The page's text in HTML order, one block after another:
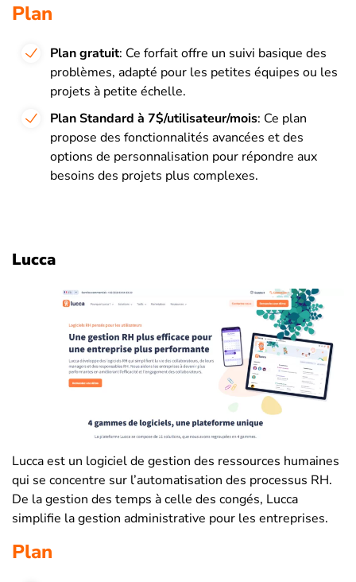
Plan
Plan gratuit: Ce forfait offre un suivi basique des
problèmes, adapté pour les petites équipes ou les
projets à petite échelle.
Plan Standard à 7$/utilisateur/mois: Ce plan
propose des fonctionnalités avancées et des
options de personnalisation pour répondre aux
besoins des projets plus complexes.
Lucca
Lucca est un logiciel de gestion des ressources humaines
qui se concentre sur l’automatisation des processus RH.
De la gestion des temps à celle des congés, Lucca
simplifie la gestion administrative pour les entreprises.
Plan